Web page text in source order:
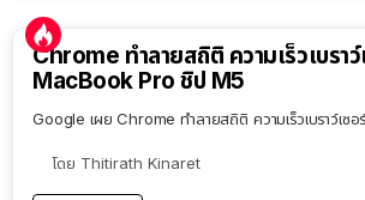
Chrome ทำลายสถิติ ความเร็วเบราว์
MacBook Pro ชิป M5
Google เผย Chrome ทำลายสถิติ ความเร็วเบราว์เซ
โดย Thitirath Kinaret